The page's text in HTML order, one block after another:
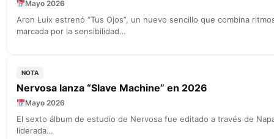
Mayo 2026
Aron Luix estrenó “Tus Ojos”, un nuevo sencillo que combina
marcada por la sensibilidad…
NOTA
Nervosa lanza “Slave Machine” en 2026
Mayo 2026
El sexto álbum de estudio de Nervosa fue editado a través de
liderada…